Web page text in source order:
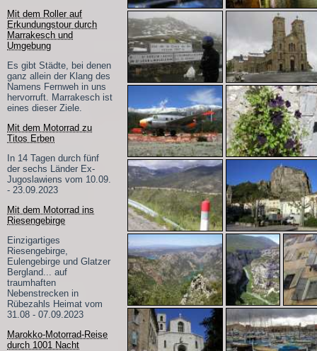
Mit dem Roller auf
Erkundungstour durch
Marrakesch und
Umgebung
Es gibt Städte, bei denen
ganz allein der Klang des
Namens Fernweh in uns
hervorruft. Marrakesch ist
eines dieser Ziele.
Mit dem Motorrad zu
Titos Erben
In 14 Tagen durch fünf
der sechs Länder Ex-
Jugoslawiens vom 10.09.
- 23.09.2023
Mit dem Motorrad ins
Riesengebirge
Einzigartiges
Riesengebirge,
Eulengebirge und Glatzer
Bergland... auf
traumhaften
Nebenstrecken in
Rübezahls Heimat vom
31.08 - 07.09.2023
Marokko-Motorrad-Reise
durch 1001 Nacht